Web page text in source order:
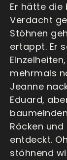
Er hätte die
Verdacht
Stöhnen
ertappt. Er
mehrmals
Jeanne
Eduard,
Röcken
entdeckt.
stöhnend